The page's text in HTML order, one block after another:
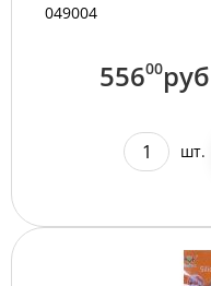
049004
55600руб
шт.